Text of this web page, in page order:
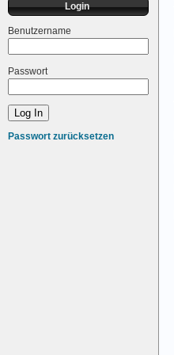
Login
Benutzername
Passwort
Passwort zurücksetzen